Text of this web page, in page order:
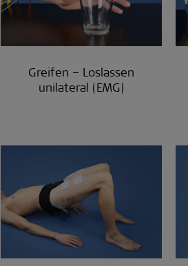
Greifen – Loslassen
unilateral (EMG)